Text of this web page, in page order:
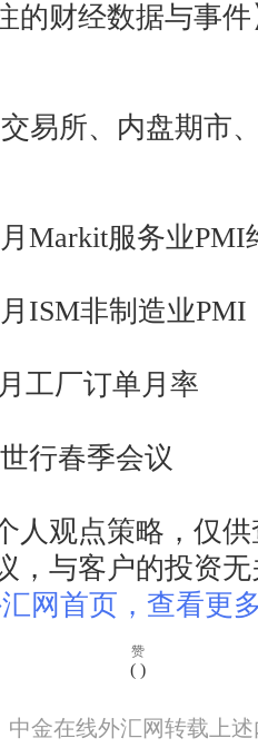
财经数据与事件
所、内盘期市
服务业PMI
非制造业PMI
厂订单月率
春季会议
观点策略，仅供
，与客户的投资
网首页，查看更
赞
( )
中金在线外汇网转载上